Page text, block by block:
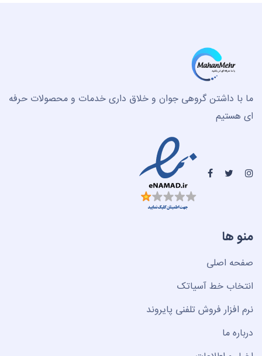
ما با داشتن گروهی جوان و خلاق داری خدمات و محصولات حرفه
ای هستیم
منو ها
صفحه اصلی
انتخاب خط آسیاتک
نرم افزار فروش تلفنی پایروند
درباره ما